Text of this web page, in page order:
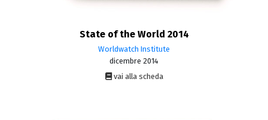
State of the World 2014
Worldwatch Institute
dicembre 2014
vai alla scheda